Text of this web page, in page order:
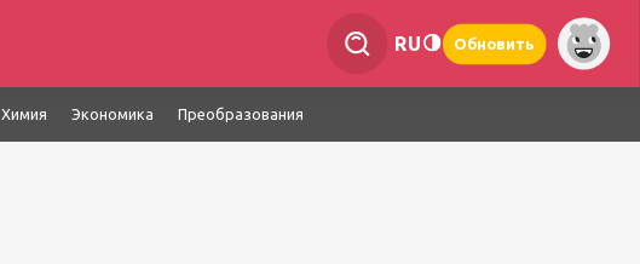
RU Обновить
Химия Экономика Преобразования